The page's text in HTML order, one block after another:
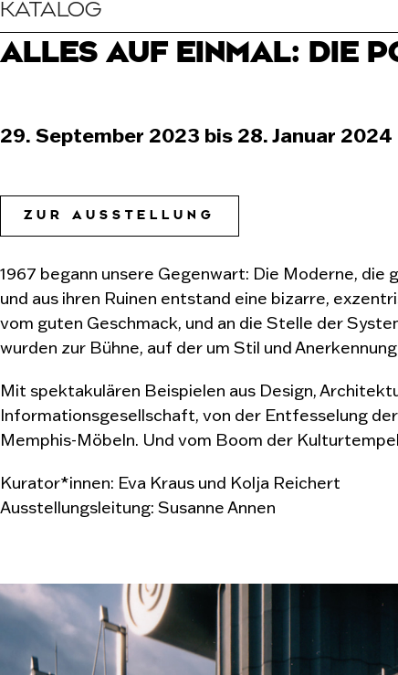
KATALOG
ALLES AUF EINMAL: DIE
29. September 2023 bis 28. Januar 2024
ZUR AUSSTELLUNG
1967 begann unsere Gegenwart: Die Moderne,
und aus ihren Ruinen entstand eine bizarre,
vom guten Geschmack, und an die Stelle der
wurden zur Bühne, auf der um Stil und
Mit spektakulären Beispielen aus Design,
Informationsgesellschaft, von der Entfesselung
Memphis-Möbeln. Und vom Boom der
Kurator*innen: Eva Kraus und Kolja Reichert
Ausstellungsleitung: Susanne Annen